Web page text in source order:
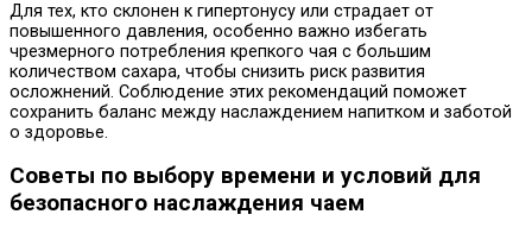
Для тех, кто склонен к гипертонусу или страдает от
повышенного давления, особенно важно избегать
чрезмерного потребления крепкого чая с большим
количеством сахара, чтобы снизить риск развития
осложнений. Соблюдение этих рекомендаций поможет
сохранить баланс между наслаждением напитком и заботой
о здоровье.
Советы по выбору времени и условий для
безопасного наслаждения чаем